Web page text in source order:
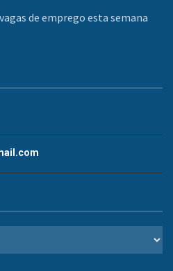
de emprego esta semana